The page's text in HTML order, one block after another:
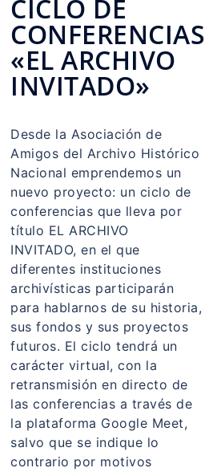
CICLO DE
CONFERENCIAS
«EL ARCHIVO
INVITADO»
Desde la Asociación de
Amigos del Archivo Histórico
Nacional emprendemos un
nuevo proyecto: un ciclo de
conferencias que lleva por
título EL ARCHIVO
INVITADO, en el que
diferentes instituciones
archivísticas participarán
para hablarnos de su historia,
sus fondos y sus proyectos
futuros. El ciclo tendrá un
carácter virtual, con la
retransmisión en directo de
las conferencias a través de
la plataforma Google Meet,
salvo que se indique lo
contrario por motivos